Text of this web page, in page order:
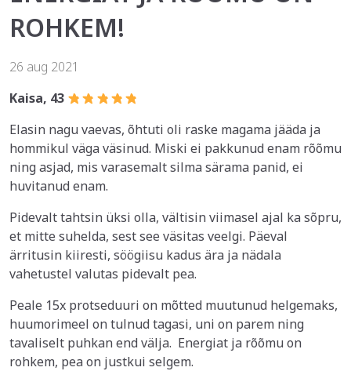
ROHKEM!
26 aug 2021
Kaisa, 43
Elasin nagu vaevas, õhtuti oli raske magama jääda ja
hommikul väga väsinud. Miski ei pakkunud enam rõõmu
ning asjad, mis varasemalt silma särama panid, ei
huvitanud enam.
Pidevalt tahtsin üksi olla, vältisin viimasel ajal ka sõpru,
et mitte suhelda, sest see väsitas veelgi. Päeval
ärritusin kiiresti, söögiisu kadus ära ja nädala
vahetustel valutas pidevalt pea.
Peale 15x protseduuri on mõtted muutunud helgemaks,
huumorimeel on tulnud tagasi, uni on parem ning
tavaliselt puhkan end välja. Energiat ja rõõmu on
rohkem, pea on justkui selgem.